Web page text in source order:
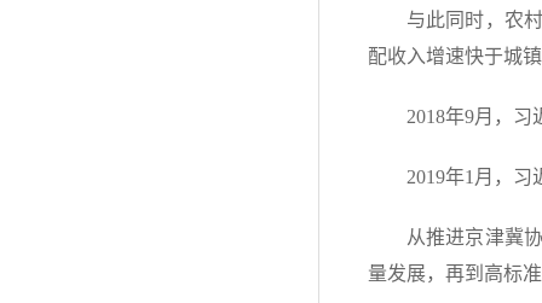
与此同时，农
配收入增速快于城
2018年9月，
2019年1月，
从推进京津冀
量发展，再到高标